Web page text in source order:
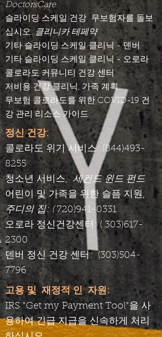
DoctorsCare
슬라이딩 스케일 건강 무보험자를 돌보
십시오. 클리니카 테페약
기타 슬라이딩 스케일 클리닉 - 덴버
기타 슬라이딩 스케일 클리닉 - 오로라
콜로라도 커뮤니티 건강 센터
저비용 건강 클리닉, 가족 계획
무보험 콜로라도를 위한 COVID-19 건
강 관리 리소스 가이드
정신 건강:
콜로라도 위기 서비스: (844)493-
8255
청소년 서비스,
세컨드 윈드 펀드
어린이 및 가족을 위한 슬픔 지원,
주디의 집: (720)941-0331
오로라 정신건강센터: ( 303)617-
2300
덴버 정신 건강 센터:
(303)504-
7796
고용 및 재정적 인 자원:
IRS "Get my Payment Tool"을 사
용하여 긴급 지급을 신속하게 처리